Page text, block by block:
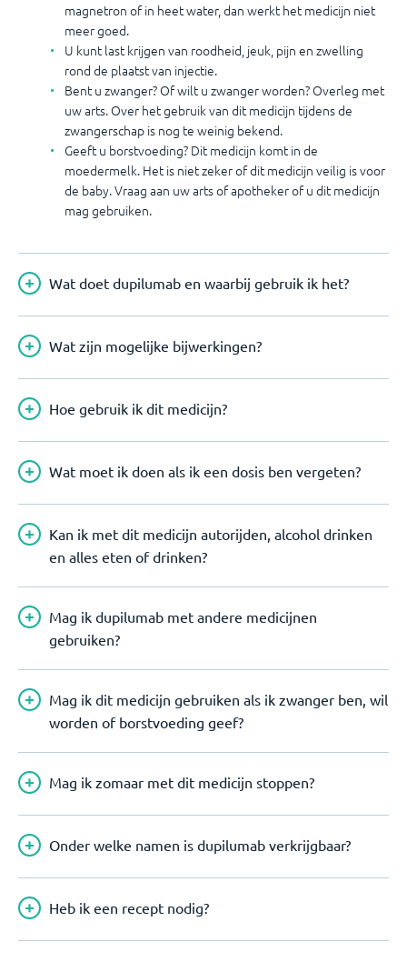
magnetron of in heet water, dan werkt het medicijn niet
meer goed.
U kunt last krijgen van roodheid, jeuk, pijn en zwelling
rond de plaatst van injectie.
Bent u zwanger? Of wilt u zwanger worden? Overleg met
uw arts. Over het gebruik van dit medicijn tijdens de
zwangerschap is nog te weinig bekend.
Geeft u borstvoeding? Dit medicijn komt in de
moedermelk. Het is niet zeker of dit medicijn veilig is voor
de baby. Vraag aan uw arts of apotheker of u dit medicijn
mag gebruiken.
Wat doet dupilumab en waarbij gebruik ik het?
Wat zijn mogelijke bijwerkingen?
Hoe gebruik ik dit medicijn?
Wat moet ik doen als ik een dosis ben vergeten?
Kan ik met dit medicijn autorijden, alcohol drinken
en alles eten of drinken?
Mag ik dupilumab met andere medicijnen
gebruiken?
Mag ik dit medicijn gebruiken als ik zwanger ben, wil
worden of borstvoeding geef?
Mag ik zomaar met dit medicijn stoppen?
Onder welke namen is dupilumab verkrijgbaar?
Heb ik een recept nodig?